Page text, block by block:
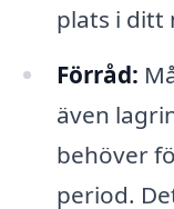
plats i ditt
Förråd:
även
behöver
period.